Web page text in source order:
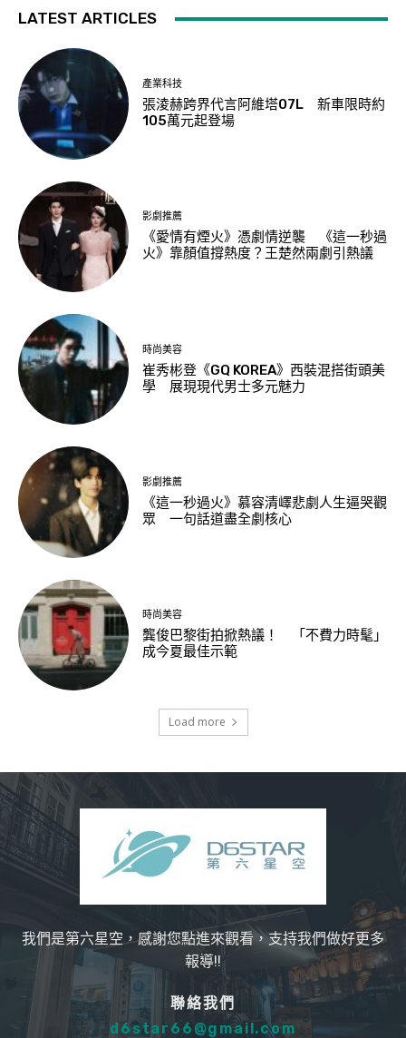
LATEST ARTICLES
產業科技
張淩赫跨界代言阿維塔07L 新車限時約
105萬元起登場
影劇推薦
《愛情有煙火》憑劇情逆襲 《這一秒過
火》靠顏值撐熱度？王楚然兩劇引熱議
時尚美容
崔秀彬登《GQ KOREA》西裝混搭街頭美
學 展現現代男士多元魅力
影劇推薦
《這一秒過火》慕容清嶧悲劇人生逼哭觀
眾 一句話道盡全劇核心
時尚美容
龔俊巴黎街拍掀熱議！ 「不費力時髦」
成今夏最佳示範
Load more
我們是第六星空，感謝您點進來觀看，支持我們做好更多
報導!!
聯絡我們
d6star66@gmail.com